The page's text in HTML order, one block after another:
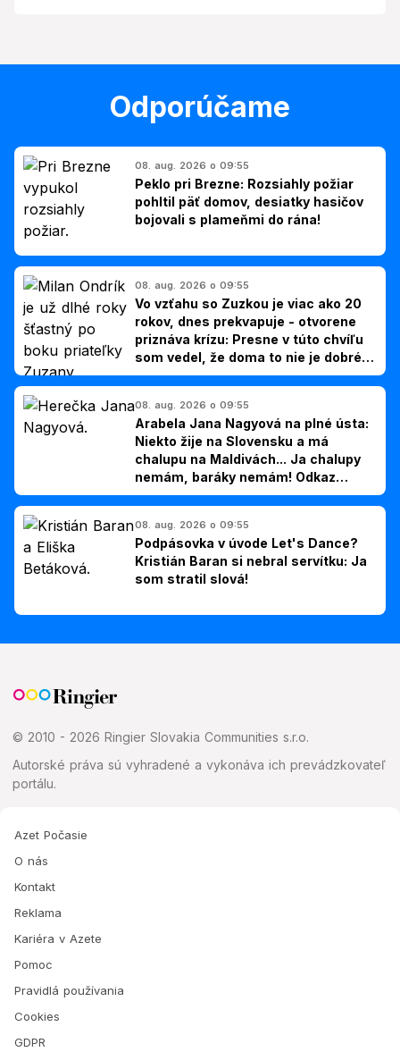
Odporúčame
08. aug. 2026 o 09:55
Peklo pri Brezne: Rozsiahly požiar
pohltil päť domov, desiatky hasičov
bojovali s plameňmi do rána!
08. aug. 2026 o 09:55
Vo vzťahu so Zuzkou je viac ako 20
rokov, dnes prekvapuje - otvorene
priznáva krízu: Presne v túto chvíľu
som vedel, že doma to nie je dobré,
hovorí Milan Ondrík
08. aug. 2026 o 09:55
Arabela Jana Nagyová na plné ústa:
Niekto žije na Slovensku a má
chalupu na Maldivách... Ja chalupy
nemám, baráky nemám! Odkaz
Slovákom
08. aug. 2026 o 09:55
Podpásovka v úvode Let's Dance?
Kristián Baran si nebral servítku: Ja
som stratil slová!
© 2010 - 2026 Ringier Slovakia Communities s.r.o.
Autorské práva sú vyhradené a vykonáva ich prevádzkovateľ
portálu.
Azet Počasie
O nás
Kontakt
Reklama
Kariéra v Azete
Pomoc
Pravidlá používania
Cookies
GDPR